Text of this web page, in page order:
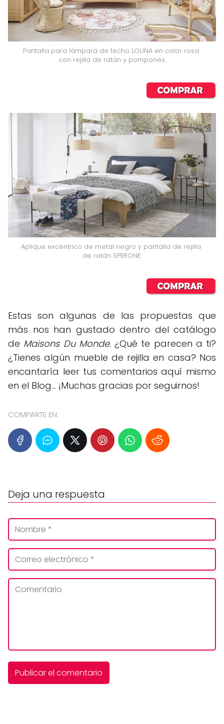
Pantalla para lámpara de techo LOUNA en color rosa
con rejilla de ratán y pompones.
Aplique excéntrico de metal negro y pantalla de rejilla
de ratán SPERONE.
Estas son algunas de las propuestas que
más nos han gustado dentro del catálogo
de Maisons Du Monde. ¿Qué te parecen a ti?
¿Tienes algún mueble de rejilla en casa? Nos
encantaría leer tus comentarios aquí mismo
en el Blog... ¡Muchas gracias por seguirnos!
COMPARTE EN:
Deja una respuesta